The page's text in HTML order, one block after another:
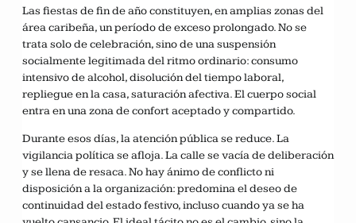
Las fiestas de fin de año constituyen, en amplias zonas del
área caribeña, un período de exceso prolongado. No se
trata solo de celebración, sino de una suspensión
socialmente legitimada del ritmo ordinario: consumo
intensivo de alcohol, disolución del tiempo laboral,
repliegue en la casa, saturación afectiva. El cuerpo social
entra en una zona de confort aceptado y compartido.
Durante esos días, la atención pública se reduce. La
vigilancia política se afloja. La calle se vacía de deliberación
y se llena de resaca. No hay ánimo de conflicto ni
disposición a la organización: predomina el deseo de
continuidad del estado festivo, incluso cuando ya se ha